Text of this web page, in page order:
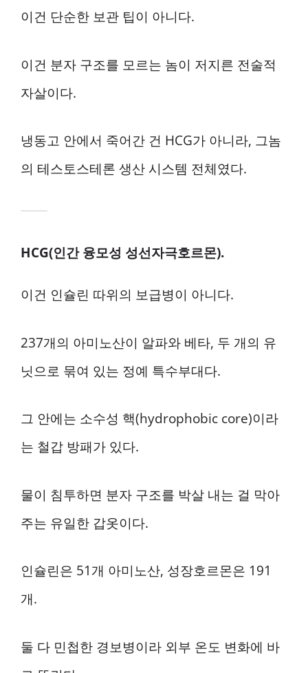
이건 단순한 보관 팁이 아니다.
이건 분자 구조를 모르는 놈이 저지른 전술적
자살이다.
냉동고 안에서 죽어간 건 HCG가 아니라, 그놈
의 테스토스테론 생산 시스템 전체였다.
HCG(인간 융모성 성선자극호르몬).
이건 인슐린 따위의 보급병이 아니다.
237개의 아미노산이 알파와 베타, 두 개의 유
닛으로 묶여 있는 정예 특수부대다.
그 안에는 소수성 핵(hydrophobic core)이라
는 철갑 방패가 있다.
물이 침투하면 분자 구조를 박살 내는 걸 막아
주는 유일한 갑옷이다.
인슐린은 51개 아미노산, 성장호르몬은 191
개.
둘 다 민첩한 경보병이라 외부 온도 변화에 바